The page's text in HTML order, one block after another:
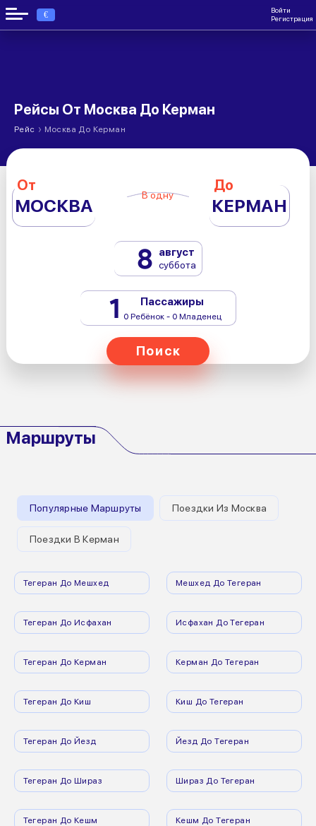
€
Войти
Регистрация
Рейсы От Москва До Керман
Рейс › Москва До Керман
От
МОСКВА В одну
До
КЕРМАН
8 август
суббота
1 Пассажиры
0 Ребёнок - 0 Младенец
Поиск
Маршруты
Популярные Маршруты Поездки Из Москва
Поездки В Керман
Тегеран До Мешхед Мешхед До Тегеран
Тегеран До Исфахан Исфахан До Тегеран
Тегеран До Керман Керман До Тегеран
Тегеран До Киш Киш До Тегеран
Тегеран До Йезд Йезд До Тегеран
Тегеран До Шираз Шираз До Тегеран
Тегеран До Кешм Кешм До Тегеран